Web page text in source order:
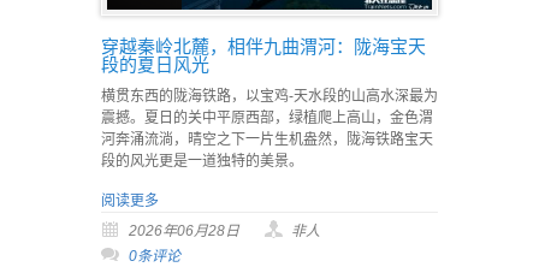
穿越秦岭北麓，相伴九曲渭河：陇海宝天
段的夏日风光
横贯东西的陇海铁路，以宝鸡-天水段的山高水深最为
震撼。夏日的关中平原西部，绿植爬上高山，金色渭
河奔涌流淌，晴空之下一片生机盎然，陇海铁路宝天
段的风光更是一道独特的美景。
阅读更多
2026年06月28日
非人
0条评论